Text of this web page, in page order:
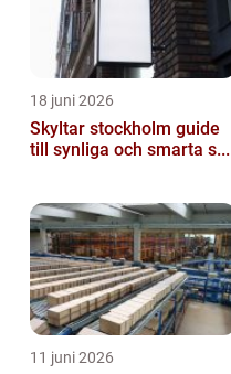
18 juni 2026
Skyltar stockholm guide
till synliga och smarta s...
11 juni 2026